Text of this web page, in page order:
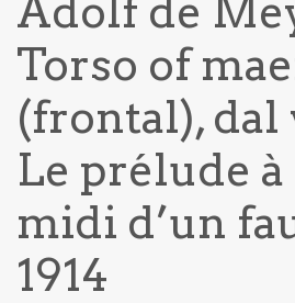
Adolf de
Torso of
(frontal), dal
Le prélude à
midi d’un
1914